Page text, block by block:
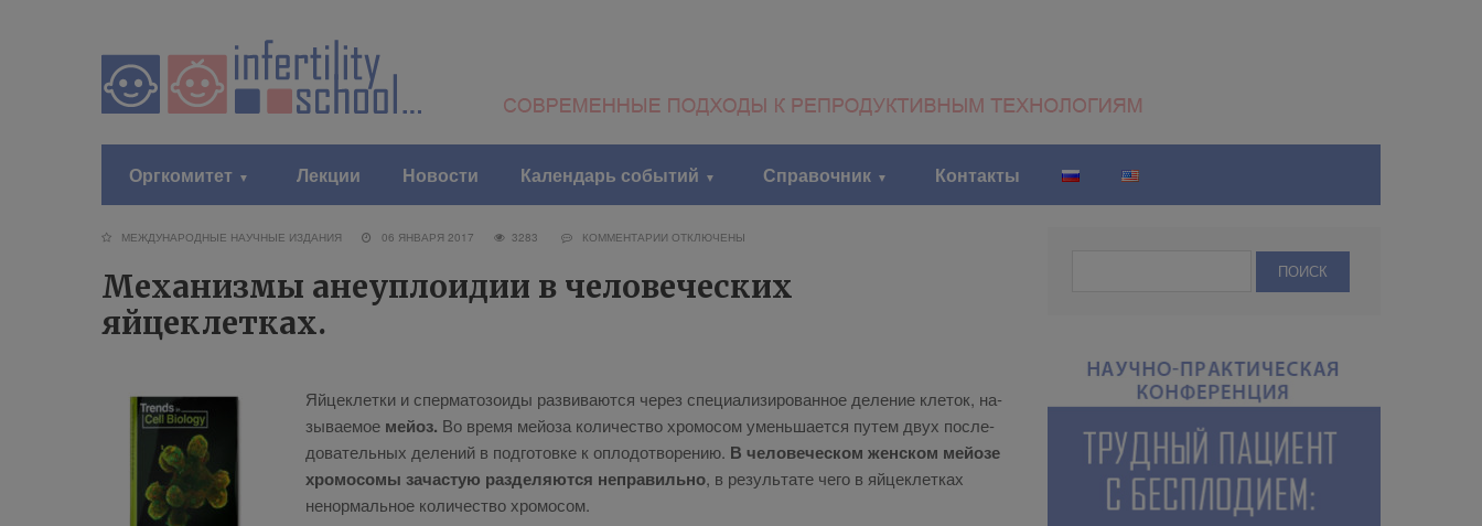
Оргкомитет Лекции Новости Календарь событий Справочник Контакты
МЕЖДУНАРОДНЫЕ НАУЧНЫЕ ИЗДАНИЯ 06 ЯНВАРЯ 2017 3283 КОММЕНТАРИИ ОТКЛЮЧЕНЫ
Механизмы анеуплоидии в человеческих
яйцеклетках.
Яй­це­клет­ки и спер­ма­то­зо­и­ды раз­ви­ва­ют­ся через спе­ци­а­ли­зи­ро­ван­ное де­ле­ние кле­ток, на­
зы­ва­е­мое мей­оз. Во вре­мя мей­о­за ко­ли­че­ство хро­мо­сом умень­ша­ет­ся пу­тем двух по­сле­
до­ва­тель­ных де­ле­ний в под­го­тов­ке к опло­до­тво­ре­нию. В че­ло­ве­че­ском жен­ском мей­о­зе
хро­мо­со­мы за­ча­стую раз­де­ля­ют­ся непра­виль­но, в ре­зуль­та­те че­го в яй­це­клет­ках
ненор­маль­ное ко­ли­че­ство хро­мо­сом.